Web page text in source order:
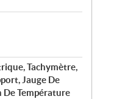
Tachymètre,
Jauge De
Température